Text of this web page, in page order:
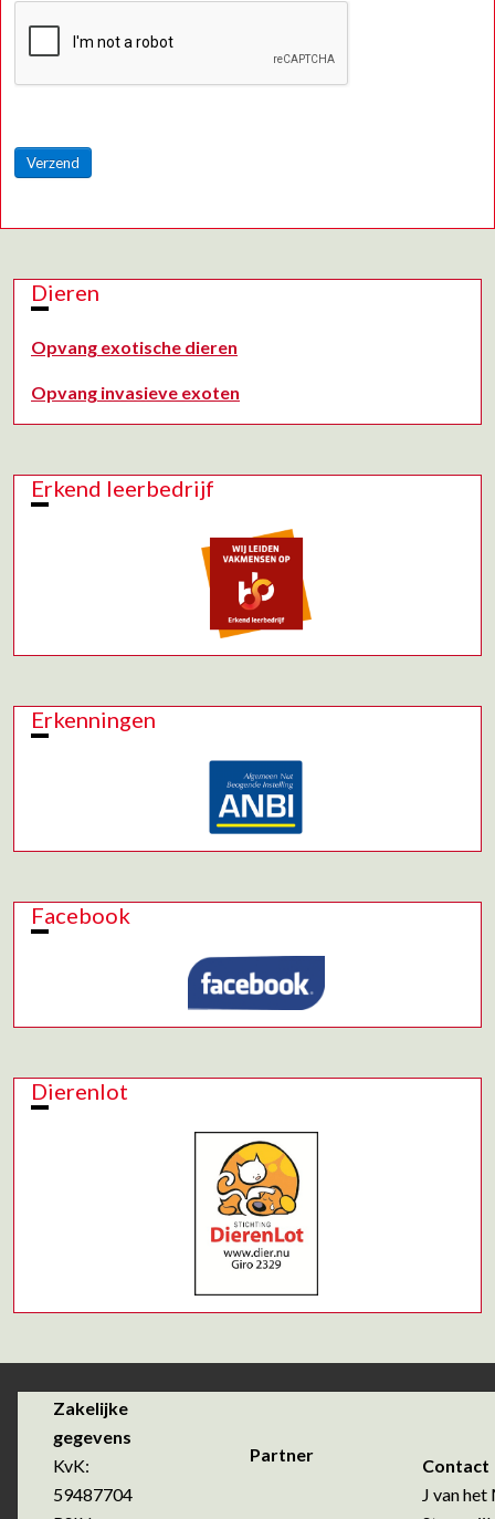
Verzend
Dieren
Opvang exotische dieren
Opvang invasieve exoten
Erkend leerbedrijf
Erkenningen
Facebook
Dierenlot
Zakelijke
gegevens
KvK:
59487704
Partner
Contact
J van het